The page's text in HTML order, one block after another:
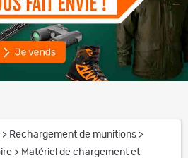
> Rechargement de munitions >
> Matériel de chargement et